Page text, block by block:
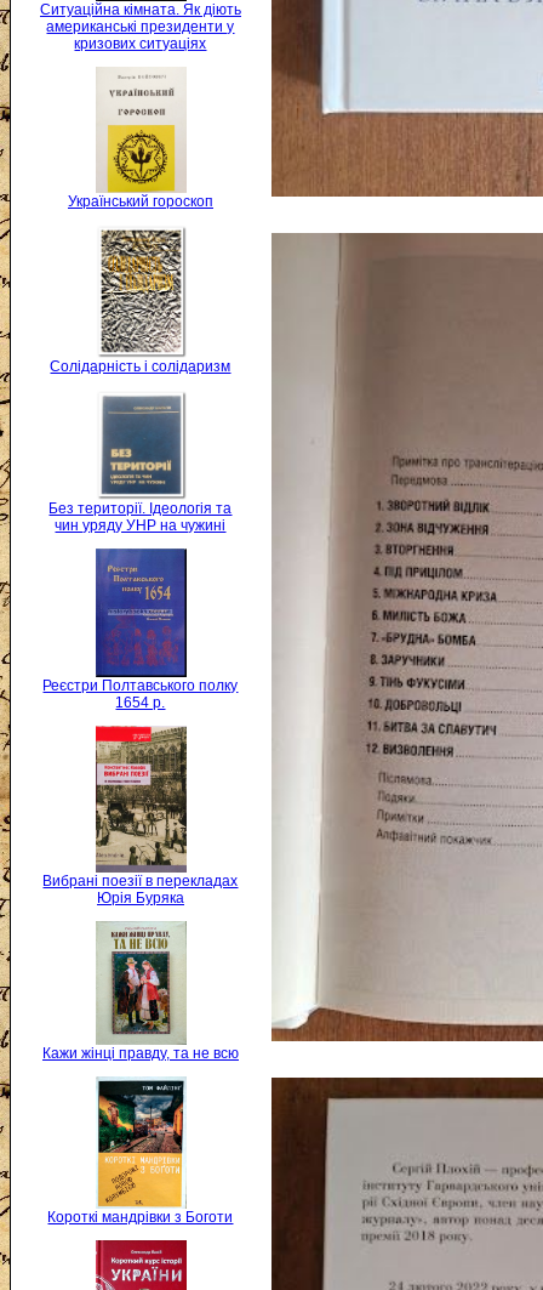
Ситуаційна кімната. Як діють
американські президенти у
кризових ситуаціях
Український гороскоп
Солідарність і солідаризм
Без території. Ідеологія та
чин уряду УНР на чужині
Реєстри Полтавського полку
1654 р.
Вибрані поезії в перекладах
Юрія Буряка
Кажи жінці правду, та не всю
Короткі мандрівки з Боготи